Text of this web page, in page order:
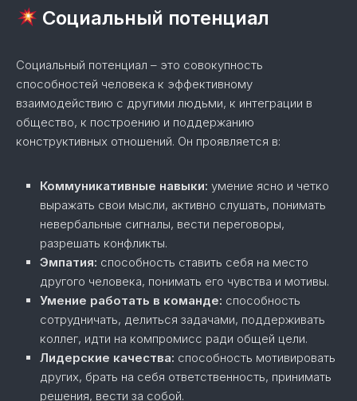
Социальный потенциал
Социальный потенциал – это совокупность
способностей человека к эффективному
взаимодействию с другими людьми, к интеграции в
общество, к построению и поддержанию
конструктивных отношений. Он проявляется в:
Коммуникативные навыки: умение ясно и четко
выражать свои мысли, активно слушать, понимать
невербальные сигналы, вести переговоры,
разрешать конфликты.
Эмпатия: способность ставить себя на место
другого человека, понимать его чувства и мотивы.
Умение работать в команде: способность
сотрудничать, делиться задачами, поддерживать
коллег, идти на компромисс ради общей цели.
Лидерские качества: способность мотивировать
других, брать на себя ответственность, принимать
решения, вести за собой.